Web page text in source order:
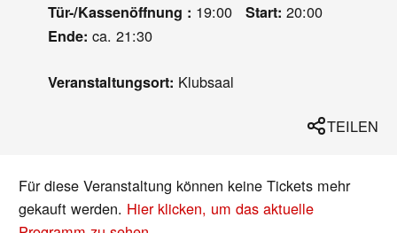
Tür-/Kassenöffnung : 19:00 Start: 20:00
Ende: ca. 21:30
Veranstaltungsort: Klubsaal
TEILEN
Für diese Veranstaltung können keine Tickets mehr
gekauft werden. Hier klicken, um das aktuelle